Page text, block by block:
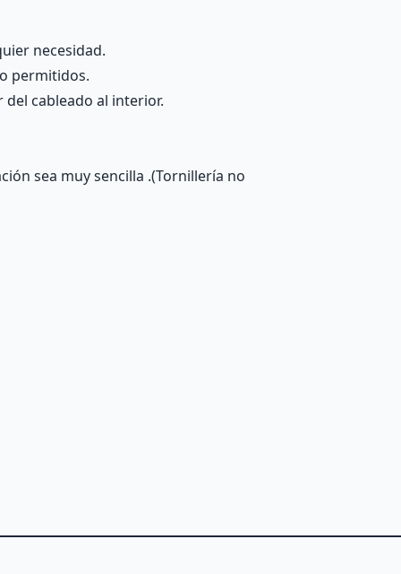
necesidad.
permitidos.
cableado al interior.
sea muy sencilla .(Tornillería no